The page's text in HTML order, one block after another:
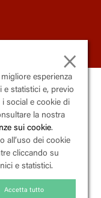
Campania
| codice
applica lo
633 («Istituzione e
×
esperienza
e statistici e, previo
social e cookie di
la nostra
sui cookie.
all’uso dei cookie
cliccando su
e statistici.
Accetta tutto